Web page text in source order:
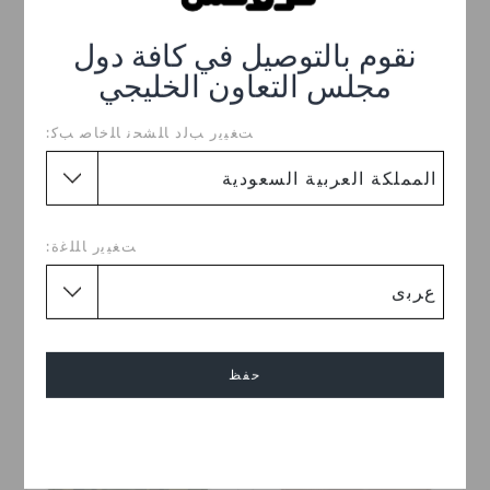
نقوم بالتوصيل في كافة دول
مجلس التعاون الخليجي
ﺖﻐﻴﻳﺭ ﺐﻟﺩ ﺎﻠﺸﺤﻧ ﺎﻠﺧﺎﺻ ﺐﻛ:
ﺖﻐﻴﻳﺭ ﺎﻠﻠﻏﺓ:
حفظ
كلوغ كلاسيك تشانكي لامغ
للأطفال
كلوغ كلاسيك تشانكي لامغ
للأطفال